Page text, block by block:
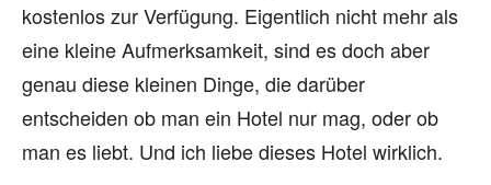
kostenlos zur Verfügung. Eigentlich nicht mehr als
eine kleine Aufmerksamkeit, sind es doch aber
genau diese kleinen Dinge, die darüber
entscheiden ob man ein Hotel nur mag, oder ob
man es liebt. Und ich liebe dieses Hotel wirklich.